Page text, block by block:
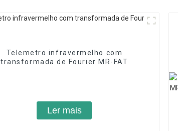
Telemetro infravermelho com
transformada de Fourier MR-FAT
Ler mais